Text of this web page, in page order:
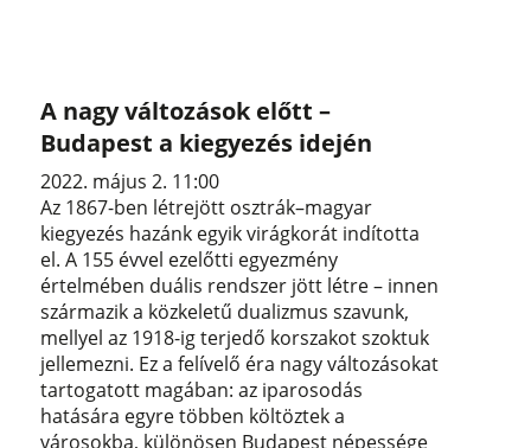
A nagy változások előtt –
Budapest a kiegyezés idején
2022. május 2. 11:00
Az 1867-ben létrejött osztrák–magyar
kiegyezés hazánk egyik virágkorát indította
el. A 155 évvel ezelőtti egyezmény
értelmében duális rendszer jött létre – innen
származik a közkeletű dualizmus szavunk,
mellyel az 1918-ig terjedő korszakot szoktuk
jellemezni. Ez a felívelő éra nagy változásokat
tartogatott magában: az iparosodás
hatására egyre többen költöztek a
városokba, különösen Budapest népessége